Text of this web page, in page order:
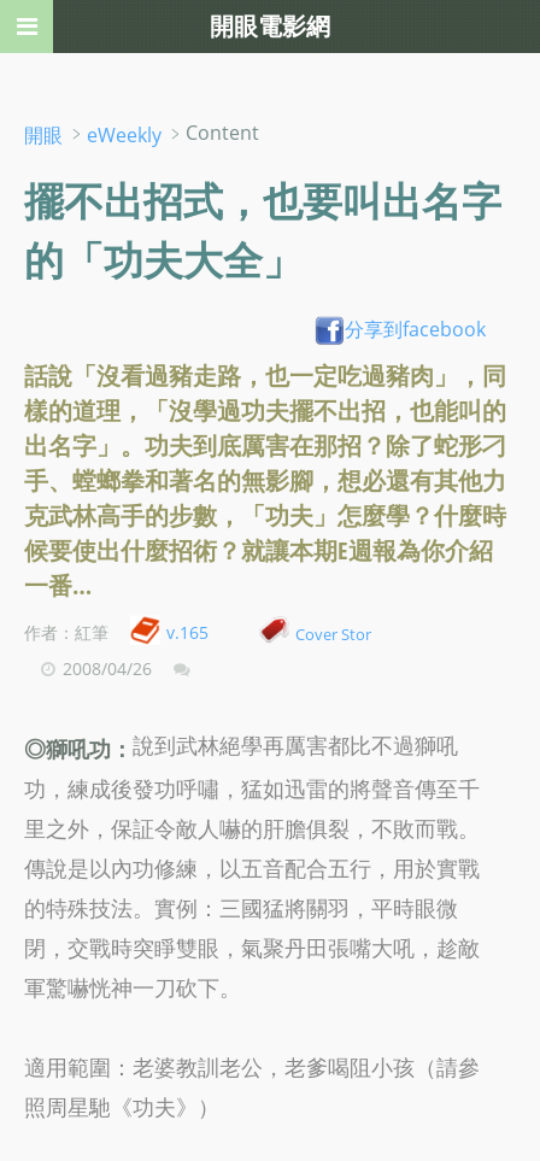
開眼 ﹥ eWeekly ﹥Content
擺不出招式，也要叫出名字
的「功夫大全」
分享到facebook
話說「沒看過豬走路，也一定吃過豬肉」，同
樣的道理，「沒學過功夫擺不出招，也能叫的
出名字」。功夫到底厲害在那招？除了蛇形刁
手、螳螂拳和著名的無影腳，想必還有其他力
克武林高手的步數，「功夫」怎麼學？什麼時
候要使出什麼招術？就讓本期E週報為你介紹
一番…
作者：紅筆 v.165 Cover Stor
2008/04/26
◎獅吼功： 說到武林絕學再厲害都比不過獅吼
功，練成後發功呼嘯，猛如迅雷的將聲音傳至千
里之外，保証令敵人嚇的肝膽俱裂，不敗而戰。
傳說是以內功修練，以五音配合五行，用於實戰
的特殊技法。實例：三國猛將關羽，平時眼微
閉，交戰時突睜雙眼，氣聚丹田張嘴大吼，趁敵
軍驚嚇恍神一刀砍下。
適用範圍：老婆教訓老公，老爹喝阻小孩（請參
照周星馳《功夫》）
開眼電影網